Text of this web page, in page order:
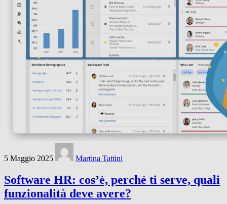
5 Maggio 2025 Martina Tattini
Software HR: cos’è, perché ti serve, quali
funzionalità deve avere?